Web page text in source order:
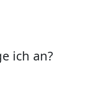
ich an?